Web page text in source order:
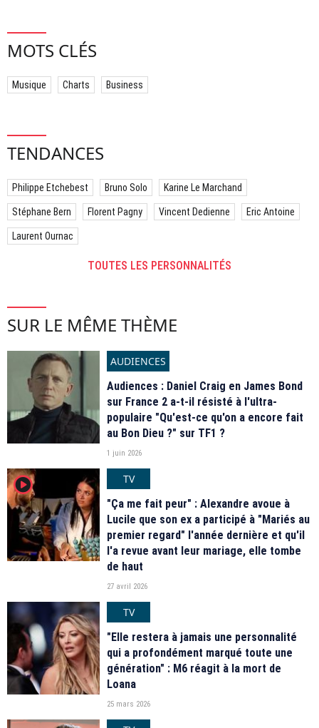
MOTS CLÉS
Musique Charts Business
TENDANCES
Philippe Etchebest Bruno Solo Karine Le Marchand
Stéphane Bern Florent Pagny Vincent Dedienne Eric Antoine
Laurent Ournac
TOUTES LES PERSONNALITÉS
SUR LE MÊME THÈME
AUDIENCES
Audiences : Daniel Craig en James Bond
sur France 2 a-t-il résisté à l'ultra-
populaire "Qu'est-ce qu'on a encore fait
au Bon Dieu ?" sur TF1 ?
1 juin 2026
player2
TV
"Ça me fait peur" : Alexandre avoue à
Lucile que son ex a participé à "Mariés au
premier regard" l'année dernière et qu'il
l'a revue avant leur mariage, elle tombe
de haut
27 avril 2026
TV
"Elle restera à jamais une personnalité
qui a profondément marqué toute une
génération" : M6 réagit à la mort de
Loana
25 mars 2026